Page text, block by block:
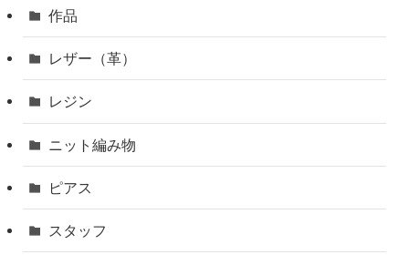
作品
レザー（革）
レジン
ニット編み物
ピアス
スタッフ